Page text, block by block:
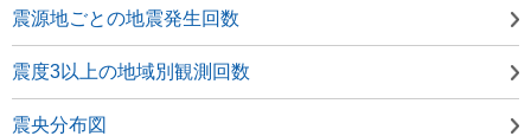
震源地ごとの地震発生回数
震度3以上の地域別観測回数
震央分布図